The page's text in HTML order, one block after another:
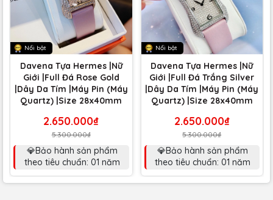
Nổi bật
Davena Tựa Hermes |Nữ
Giới |Full Đá Rose Gold
|Dây Da Tím |Máy Pin (Máy
Quartz) |Size 28x40mm
2.650.000₫
5.300.000₫
💎Bảo hành sản phẩm
theo tiêu chuẩn: 01 năm
Nổi bật
Davena Tựa Hermes |Nữ
Giới |Full Đá Trắng Silver
|Dây Da Tím |Máy Pin (Máy
Quartz) |Size 28x40mm
2.650.000₫
5.300.000₫
💎Bảo hành sản phẩm
theo tiêu chuẩn: 01 năm